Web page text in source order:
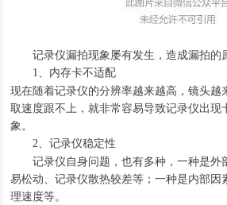
记录仪漏拍现象屡有发生，造成漏拍的
1、 内存卡不适配
现在随着记录仪的分辨率越来越高 ，镜头越
取速度跟不上 ，就非常容易导致记录仪出现
象。
2、记录仪稳定性
记录仪自身问题 ，也有多种 ，一种是外
易松动、记录仪散热较差等 ；一种是内部因
理速度等。